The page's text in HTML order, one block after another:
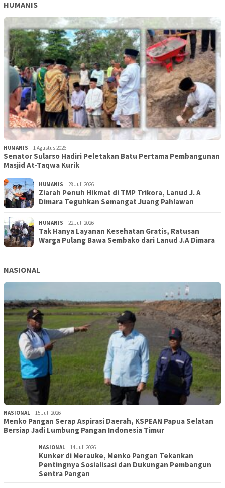
HUMANIS
HUMANIS 1 Agustus 2026
Senator Sularso Hadiri Peletakan Batu Pertama Pembangunan
Masjid At-Taqwa Kurik
HUMANIS 28 Juli 2026
Ziarah Penuh Hikmat di TMP Trikora, Lanud J. A
Dimara Teguhkan Semangat Juang Pahlawan
HUMANIS 22 Juli 2026
Tak Hanya Layanan Kesehatan Gratis, Ratusan
Warga Pulang Bawa Sembako dari Lanud J.A Dimara
NASIONAL
NASIONAL 15 Juli 2026
Menko Pangan Serap Aspirasi Daerah, KSPEAN Papua Selatan
Bersiap Jadi Lumbung Pangan Indonesia Timur
NASIONAL 14 Juli 2026
Kunker di Merauke, Menko Pangan Tekankan
Pentingnya Sosialisasi dan Dukungan Pembangun
Sentra Pangan